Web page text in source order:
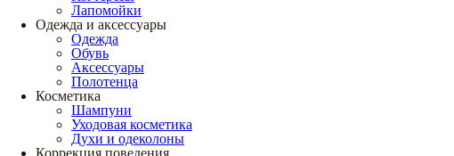
Лапомойки
Одежда и аксессуары
Одежда
Обувь
Аксессуары
Полотенца
Косметика
Шампуни
Уходовая косметика
Духи и одеколоны
Коррекция поведения